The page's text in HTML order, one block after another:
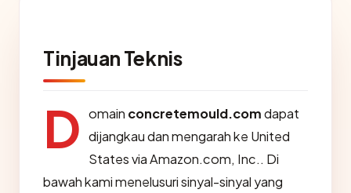
Tinjauan Teknis
D omain concretemould.comdapat
dijangkau dan mengarah ke United
States via Amazon.com, Inc.. Di
bawah kami menelusuri sinyal-sinyal yang